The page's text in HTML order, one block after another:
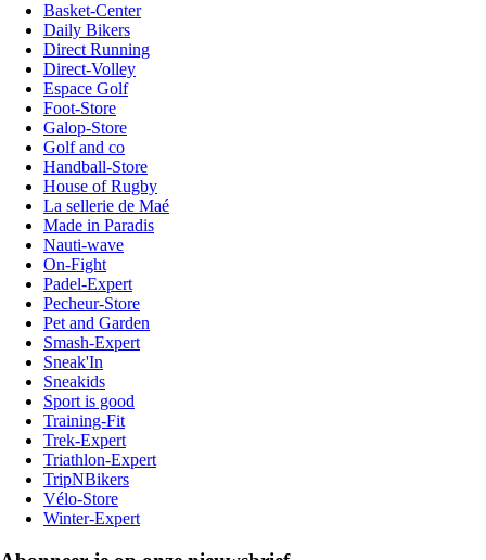
Basket-Center
Daily Bikers
Direct Running
Direct-Volley
Espace Golf
Foot-Store
Galop-Store
Golf and co
Handball-Store
House of Rugby
La sellerie de Maé
Made in Paradis
Nauti-wave
On-Fight
Padel-Expert
Pecheur-Store
Pet and Garden
Smash-Expert
Sneak'In
Sneakids
Sport is good
Training-Fit
Trek-Expert
Triathlon-Expert
TripNBikers
Vélo-Store
Winter-Expert